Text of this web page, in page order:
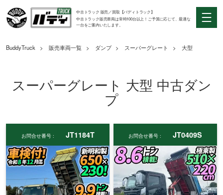
中古トラック 販売／買取【バディトラック】
中古トラック販売車両は常時100台以上！ご予算に応じて、最適な
一台をご案内いたします。
BuddyTruck 販売車両一覧 ダンプ スーパーグレート 大型
スーパーグレート 大型 中古ダン
プ
お問合せ番号 : JT1184T お問合せ番号 : JT0409S